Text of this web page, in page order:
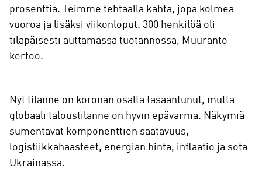
prosenttia. Teimme tehtaalla kahta, jopa kolmea
vuoroa ja lisäksi viikonloput. 300 henkilöä oli
tilapäisesti auttamassa tuotannossa, Muuranto
kertoo.
Nyt tilanne on koronan osalta tasaantunut, mutta
globaali taloustilanne on hyvin epävarma. Näkymiä
sumentavat komponenttien saatavuus,
logistiikkahaasteet, energian hinta, inflaatio ja sota
Ukrainassa.